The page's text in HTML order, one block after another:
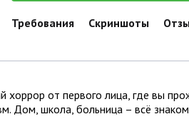
Требования Скриншоты
хоррор от первого лица, где вы
Дом, школа, больница – всё